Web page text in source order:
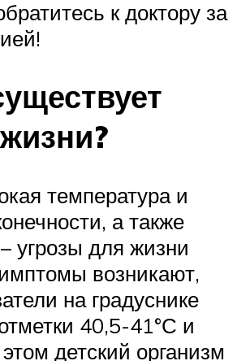
к доктору за
температура и
а также
угрозы для жизни
возникают,
на градуснике
40,5-41°С и
детский организм